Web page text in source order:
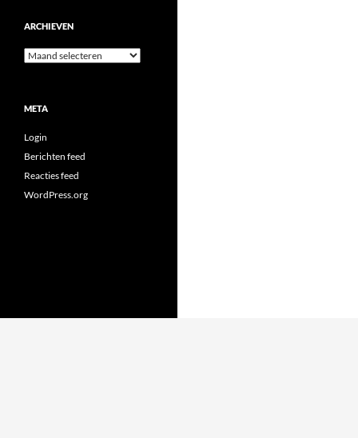
ARCHIEVEN
Archieven
META
Login
Berichten feed
Reacties feed
WordPress.org